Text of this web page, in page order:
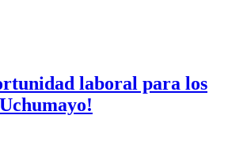
laboral para los